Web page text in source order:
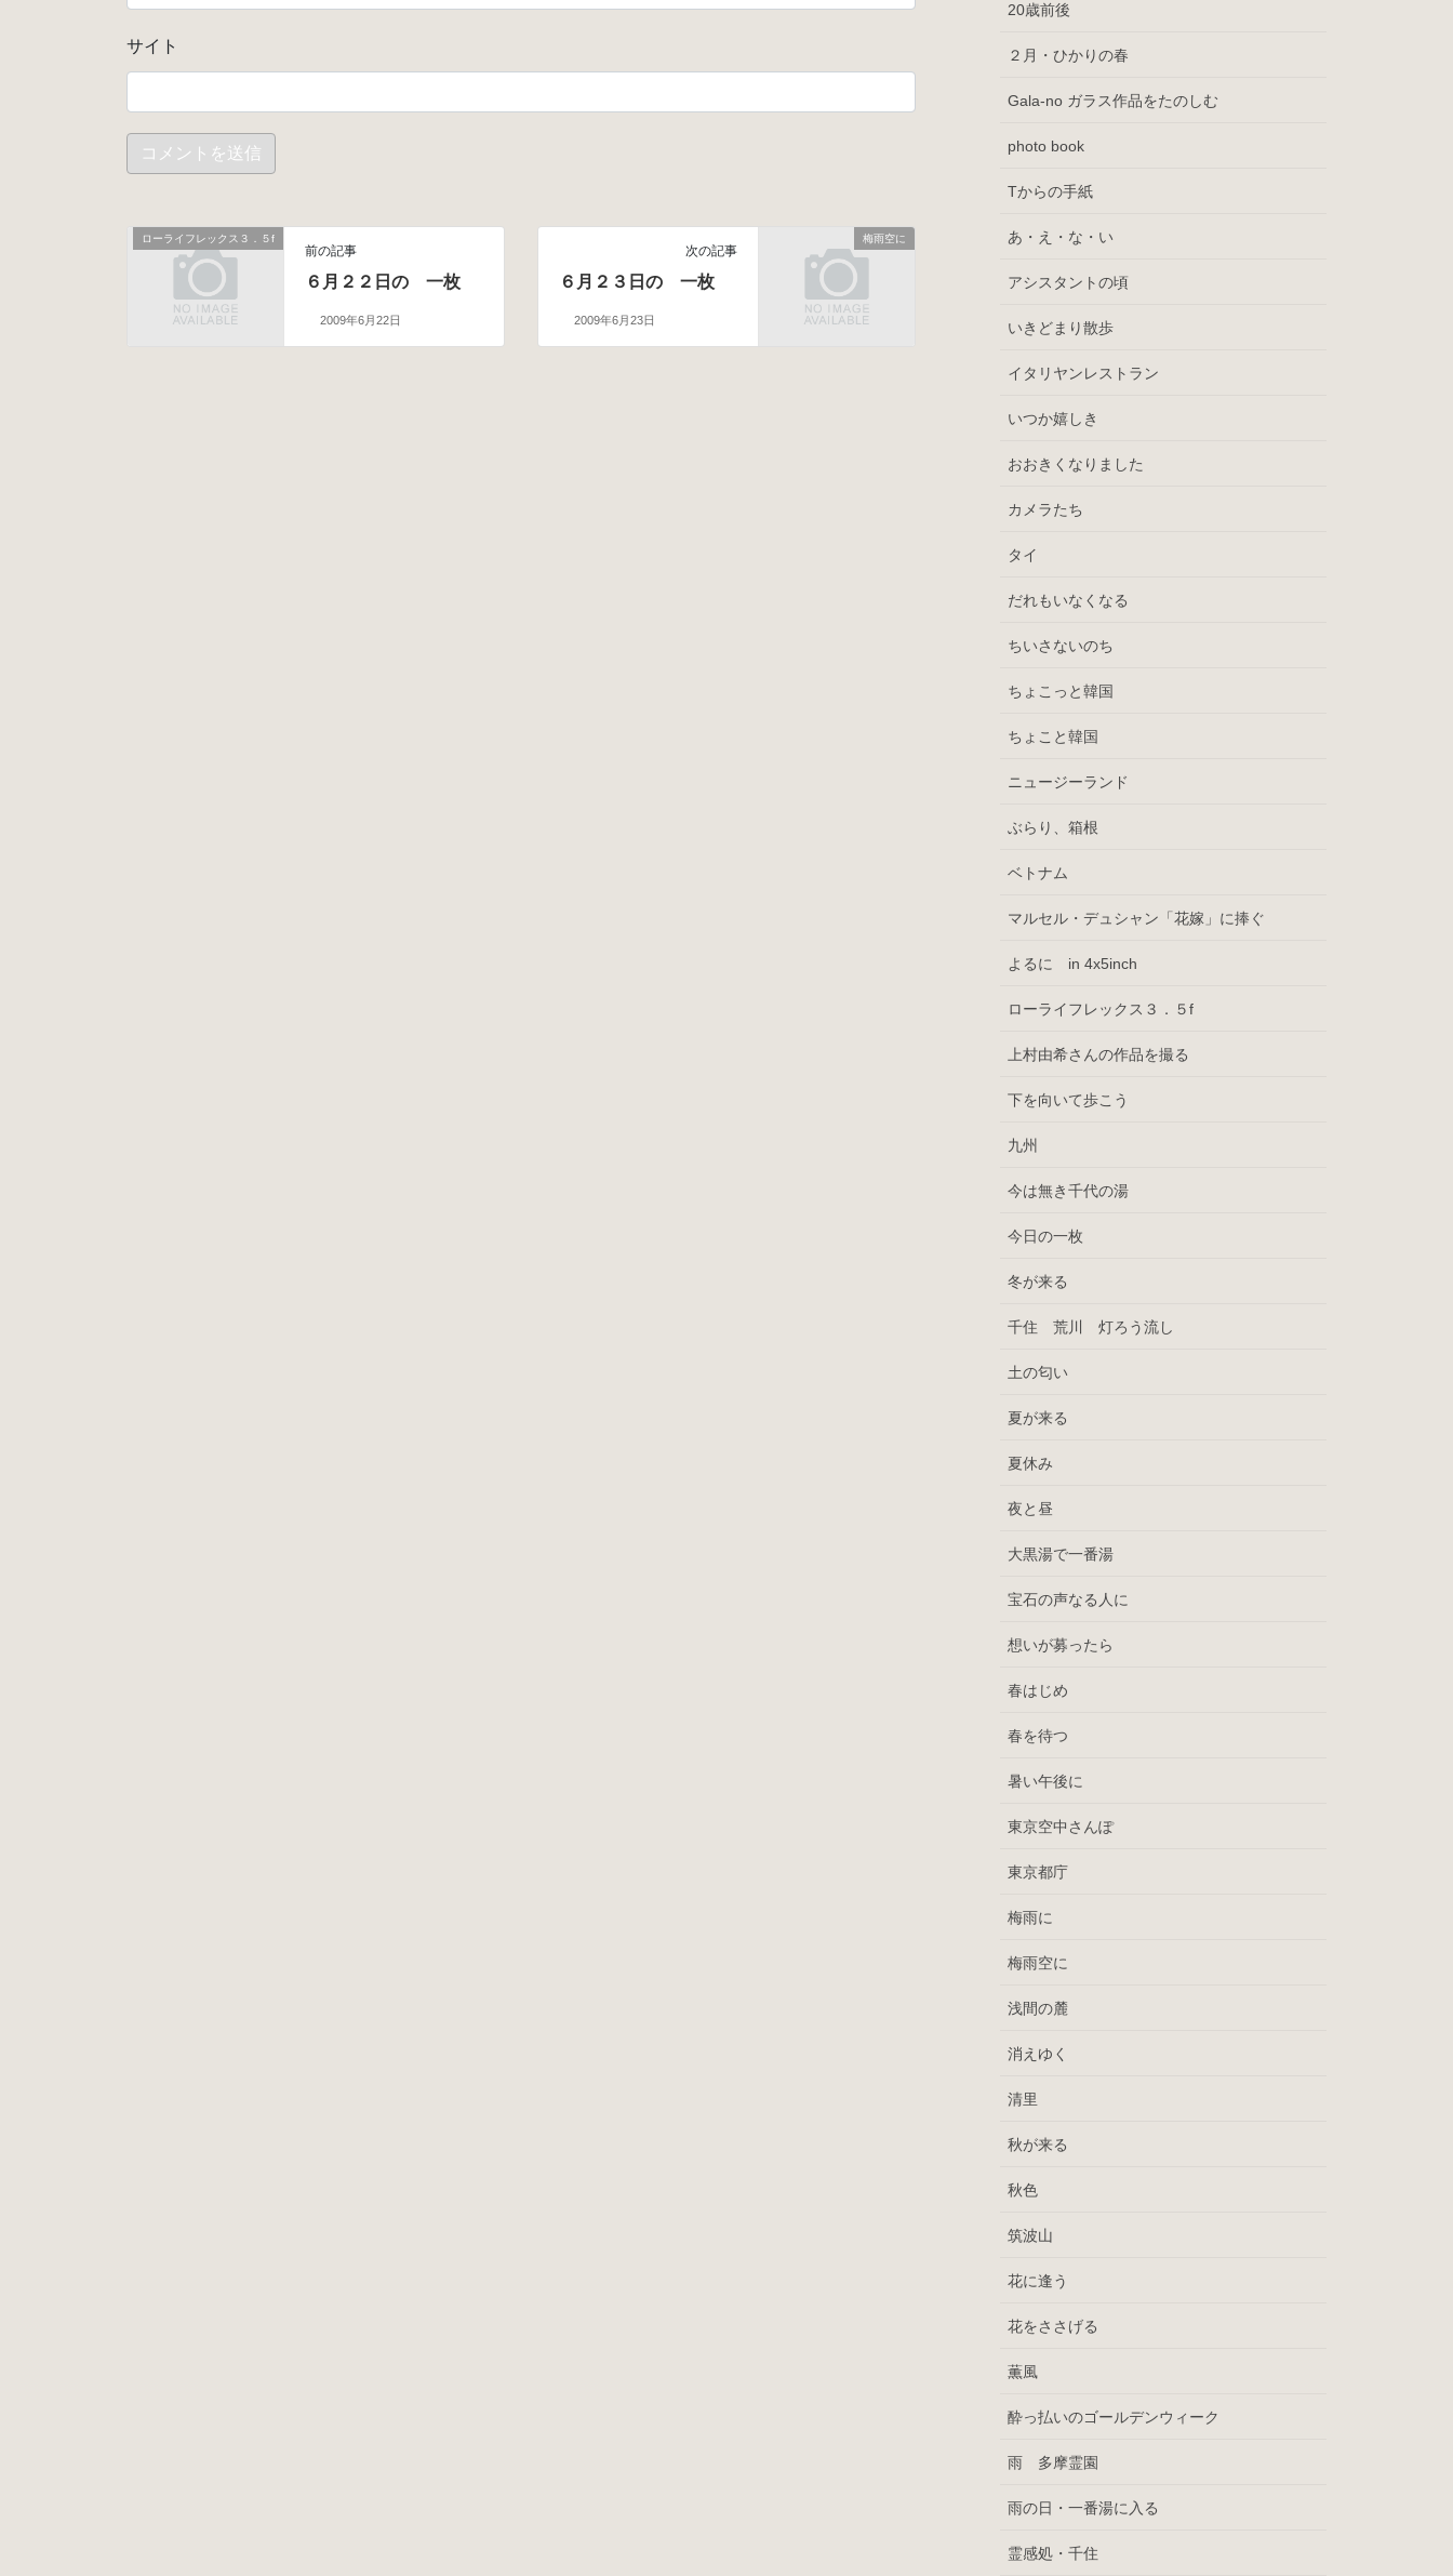
サイト
ローライフレックス３．５f
前の記事
６月２２日の 一枚
2009年6月22日
梅雨空に
次の記事
６月２３日の 一枚
2009年6月23日
20歳前後
２月・ひかりの春
Gala-no ガラス作品をたのしむ
photo book
Tからの手紙
あ・え・な・い
アシスタントの頃
いきどまり散歩
イタリヤンレストラン
いつか嬉しき
おおきくなりました
カメラたち
タイ
だれもいなくなる
ちいさないのち
ちょこっと韓国
ちょこと韓国
ニュージーランド
ぶらり、箱根
ベトナム
マルセル・デュシャン「花嫁」に捧ぐ
よるに in 4x5inch
ローライフレックス３．５f
上村由希さんの作品を撮る
下を向いて歩こう
九州
今は無き千代の湯
今日の一枚
冬が来る
千住 荒川 灯ろう流し
土の匂い
夏が来る
夏休み
夜と昼
大黒湯で一番湯
宝石の声なる人に
想いが募ったら
春はじめ
春を待つ
暑い午後に
東京空中さんぽ
東京都庁
梅雨に
梅雨空に
浅間の麓
消えゆく
清里
秋が来る
秋色
筑波山
花に逢う
花をささげる
薫風
酔っ払いのゴールデンウィーク
雨 多摩霊園
雨の日・一番湯に入る
霊感処・千住